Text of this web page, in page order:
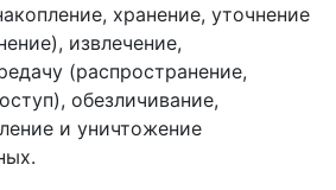
хранение, уточнение
извлечение,
(распространение,
обезличивание,
и уничтожение